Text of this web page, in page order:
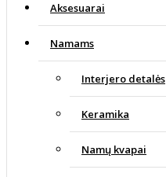
Aksesuarai
Namams
Interjero detalės
Keramika
Namų kvapai